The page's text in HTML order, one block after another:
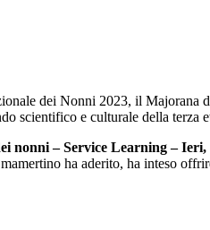
dei Nonni 2023, il Majorana
scientifico e culturale della
nonni – Service Learning –
ha aderito, ha inteso